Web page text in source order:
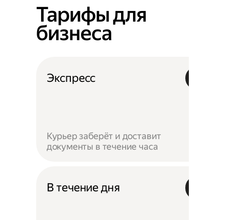
Тарифы для
бизнеса
Экспресс
Курьер заберёт и доставит
документы в течение часа
В течение дня